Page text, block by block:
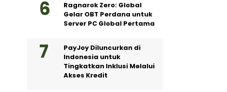
Ragnarok Zero: Global
Gelar OBT Perdana untuk
Server PC Global Pertama
PayJoy Diluncurkan di
Indonesia untuk
Tingkatkan Inklusi Melalui
Akses Kredit